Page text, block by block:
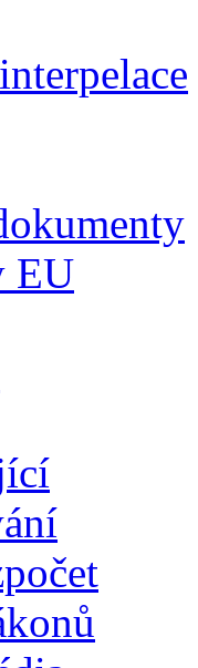
EU